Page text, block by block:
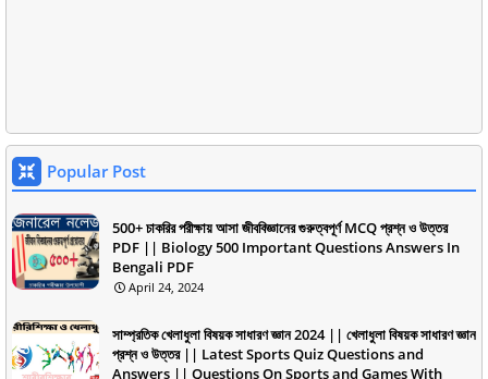
Popular Post
500+ চাকরির পরীক্ষায় আসা জীববিজ্ঞানের গুরুত্বপূর্ণ MCQ প্রশ্ন ও উত্তর
PDF || Biology 500 Important Questions Answers In
Bengali PDF
April 24, 2024
সাম্প্রতিক খেলাধুলা বিষয়ক সাধারণ জ্ঞান 2024 || খেলাধুলা বিষয়ক সাধারণ জ্ঞান
প্রশ্ন ও উত্তর || Latest Sports Quiz Questions and
Answers || Questions On Sports and Games With